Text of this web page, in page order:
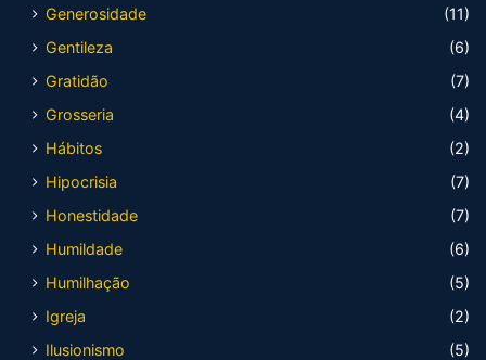
Generosidade
(11)
Gentileza
(6)
Gratidão
(7)
Grosseria
(4)
Hábitos
(2)
Hipocrisia
(7)
Honestidade
(7)
Humildade
(6)
Humilhação
(5)
Igreja
(2)
Ilusionismo
(5)